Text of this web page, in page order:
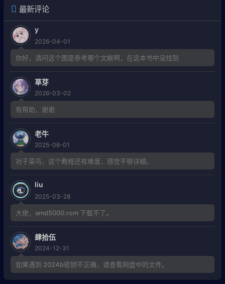
最新评论
y
2026-04-01
你好，请问这个图是参考哪个文献啊，在这本书中没找到
草芽
2026-03-02
有帮助，谢谢
老牛
2025-06-01
对于菜鸟，这个教程还有难度，感觉不够详细。
liu
2025-03-28
大佬，amd5000.rom 下载不了。
肆拾伍
2024-12-31
如果遇到 2024b密钥不正确，请查看网盘中的文件。